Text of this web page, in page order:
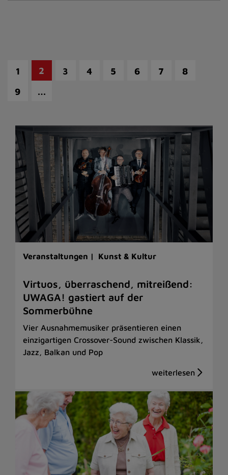
1 2 3 4 5 6 7
8
9
…
Veranstaltungen | Kunst & Kultur
Virtuos, überraschend, mitreißend:
UWAGA! gastiert auf der
Sommerbühne
Vier Ausnahmemusiker präsentieren einen
einzigartigen Crossover-Sound zwischen Klassik,
Jazz, Balkan und Pop